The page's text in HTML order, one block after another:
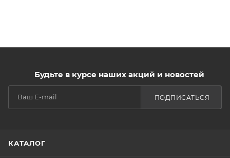
Будьте в курсе наших акций и новостей
ПОДПИСАТЬСЯ
КАТАЛОГ